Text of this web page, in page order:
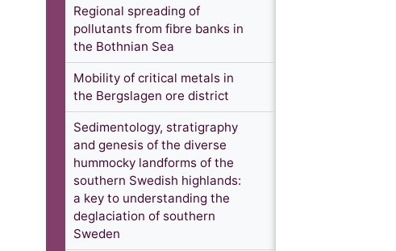
Regional spreading of
pollutants from fibre banks in
the Bothnian Sea
Mobility of critical metals in
the Bergslagen ore district
Sedimentology, stratigraphy
and genesis of the diverse
hummocky landforms of the
southern Swedish highlands:
a key to understanding the
deglaciation of southern
Sweden